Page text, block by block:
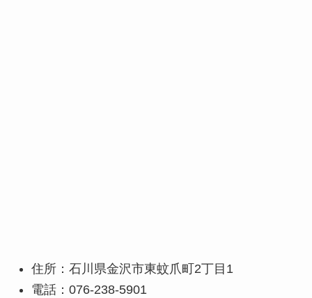
住所：石川県金沢市東蚊爪町2丁目1
電話：076-238-5901